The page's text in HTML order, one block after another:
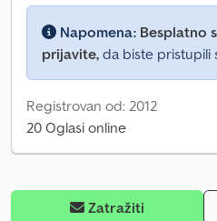
Napomena: Besplatno
prijavite, da biste pristupili
Registrovan od: 2012
20 Oglasi online
Zatražiti